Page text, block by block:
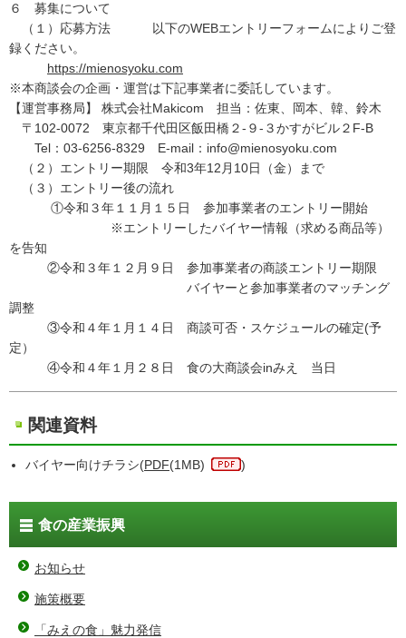
６ 募集について
（１）応募方法 以下のWEBエントリーフォームによりご登
録ください。
https://mienosyoku.com
※本商談会の企画・運営は下記事業者に委託しています。
【運営事務局】 株式会社Makicom 担当：佐東、岡本、韓、鈴木
〒102-0072 東京都千代田区飯田橋２-９-３かすがビル２F-B
Tel：03-6256-8329 E-mail：info@mienosyoku.com
（２）エントリー期限 令和3年12月10日（金）まで
（３）エントリー後の流れ
①令和３年１１月１５日 参加事業者のエントリー開始
※エントリーしたバイヤー情報（求める商品等）
を告知
②令和３年１２月９日 参加事業者の商談エントリー期限
バイヤーと参加事業者のマッチング
調整
③令和４年１月１４日 商談可否・スケジュールの確定(予
定）
④令和４年１月２８日 食の大商談会inみえ 当日
関連資料
バイヤー向けチラシ(PDF(1MB) )
食の産業振興
お知らせ
施策概要
「みえの食」魅力発信